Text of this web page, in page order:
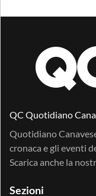
QC Quotidiano
Quotidiano
cronaca e gli eventi
Scarica anche la
Sezioni